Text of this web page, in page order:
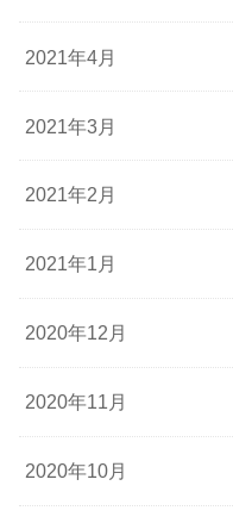
2021年4月
2021年3月
2021年2月
2021年1月
2020年12月
2020年11月
2020年10月